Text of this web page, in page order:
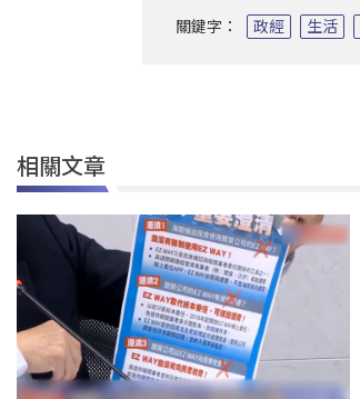
關鍵字： 政經 生活
相關文章